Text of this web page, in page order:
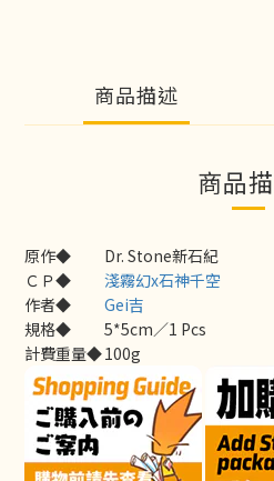
商品描述
商品
原作◆
Dr. Stone新石紀
ＣＰ◆
淺霧幻x石神千空
作者◆
Gei吉
規格◆
5*5cm／1 Pcs
計費重量◆100g